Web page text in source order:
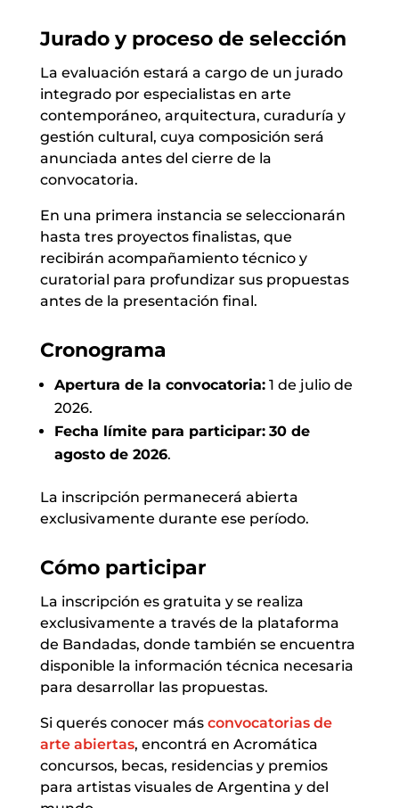
Jurado y proceso de selección
La evaluación estará a cargo de un jurado
integrado por especialistas en arte
contemporáneo, arquitectura, curaduría y
gestión cultural, cuya composición será
anunciada antes del cierre de la
convocatoria.
En una primera instancia se seleccionarán
hasta tres proyectos finalistas, que
recibirán acompañamiento técnico y
curatorial para profundizar sus propuestas
antes de la presentación final.
Cronograma
Apertura de la convocatoria:1 de julio de
2026.
Fecha límite para participar: 30 de
agosto de 2026.
La inscripción permanecerá abierta
exclusivamente durante ese período.
Cómo participar
La inscripción es gratuita y se realiza
exclusivamente a través de la plataforma
de Bandadas, donde también se encuentra
disponible la información técnica necesaria
para desarrollar las propuestas.
Si querés conocer más convocatorias de
arte abiertas, encontrá en Acromática
concursos, becas, residencias y premios
para artistas visuales de Argentina y del